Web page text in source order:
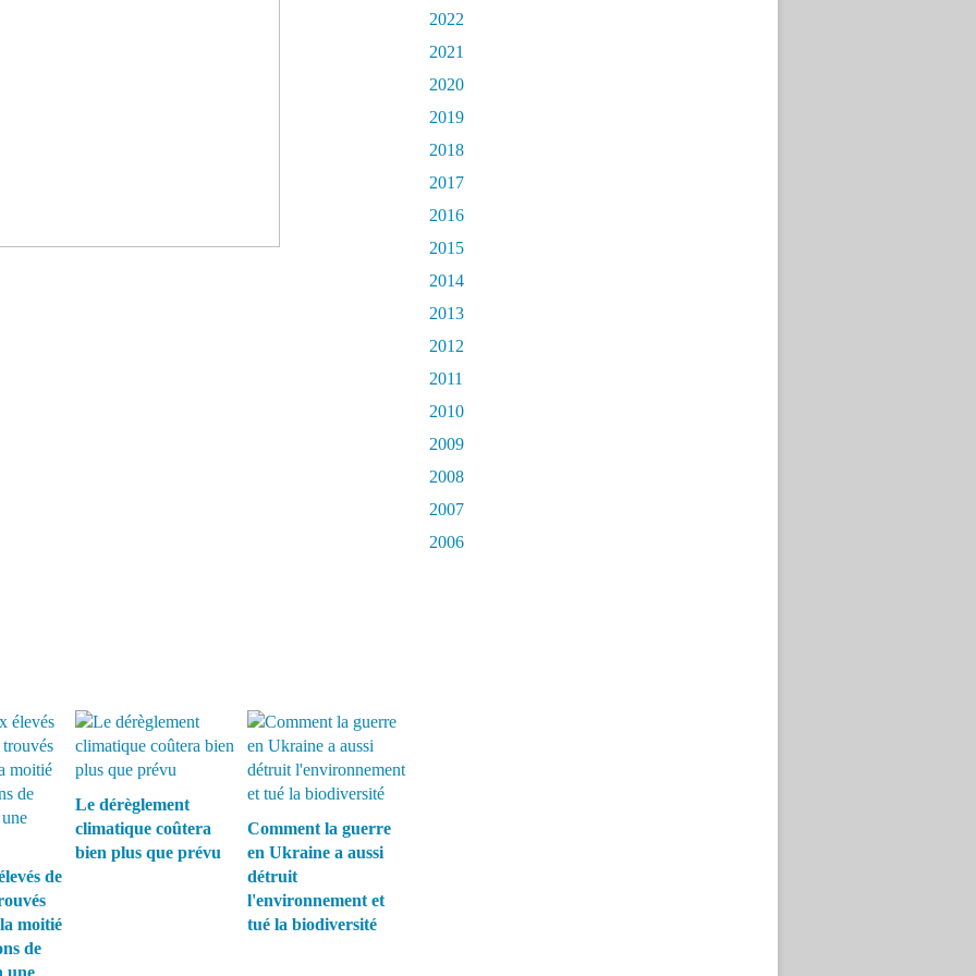
de
moitié
de
une
Le dérèglement
climatique coûtera
bien plus que prévu
Comment la guerre
en Ukraine a aussi
détruit
l'environnement et
tué la biodiversité
2022
2021
2020
2019
2018
2017
2016
2015
2014
2013
2012
2011
2010
2009
2008
2007
2006